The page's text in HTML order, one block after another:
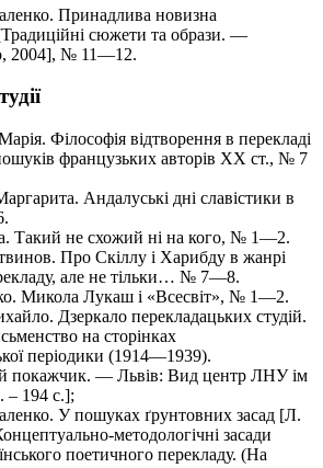
Принадлива новизна
сюжети та образи. —
2004], № 11—12.
Філософія відтворення в перекладі
французьких авторів XX ст., № 7
Андалуські дні славістики в
Такий не схожий ні на кого, № 1—2.
Про Скіллу і Харибду в жанрі
але не тільки… № 7—8.
Микола Лукаш і «Всесвіт», № 1—2.
Дзеркало перекладацьких студій.
на сторінках
періодики (1914—1939).
покажчик. — Львів: Вид центр ЛНУ ім
– 194 с.];
У пошуках ґрунтовних засад [Л.
методологічні засади
поетичного перекладу. (На